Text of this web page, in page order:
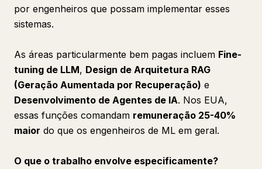
por engenheiros que possam implementar esses
sistemas.
As áreas particularmente bem pagas incluem Fine-
tuning de LLM, Design de Arquitetura RAG
(Geração Aumentada por Recuperação) e
Desenvolvimento de Agentes de IA. Nos EUA,
essas funções comandam remuneração 25-40%
maior do que os engenheiros de ML em geral.
O que o trabalho envolve especificamente?